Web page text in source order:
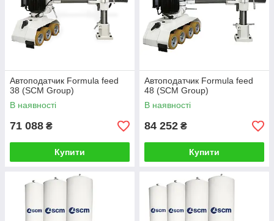
Автоподатчик Formula feed
38 (SCM Group)
В наявності
71 088 ₴
Купити
Автоподатчик Formula feed
48 (SCM Group)
В наявності
84 252 ₴
Купити